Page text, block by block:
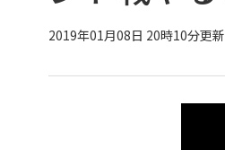
2019年01月08日 20時10分更新